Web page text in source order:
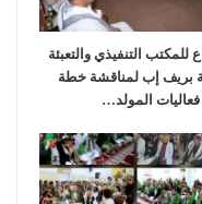
للمكتب التنفيذي والتعبئة
بريف إب لمناقشة خطة
فعاليات المولد…